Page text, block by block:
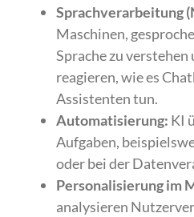
Sprachverarbeitung
Maschinen,
Sprache zu verstehen
reagieren, wie es
Assistenten tun.
Automatisierung: KI
Aufgaben,
oder bei der
Personalisierung im
analysieren